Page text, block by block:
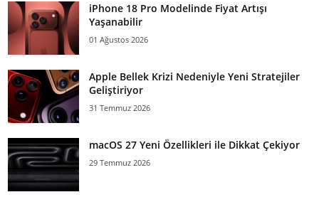
iPhone 18 Pro Modelinde Fiyat Artışı
Yaşanabilir
01 Ağustos 2026
Apple Bellek Krizi Nedeniyle Yeni Stratejiler
Geliştiriyor
31 Temmuz 2026
macOS 27 Yeni Özellikleri ile Dikkat Çekiyor
29 Temmuz 2026